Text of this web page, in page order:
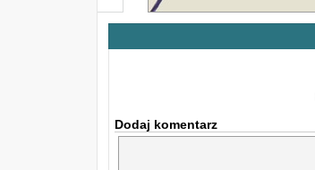
Dodaj komentarz